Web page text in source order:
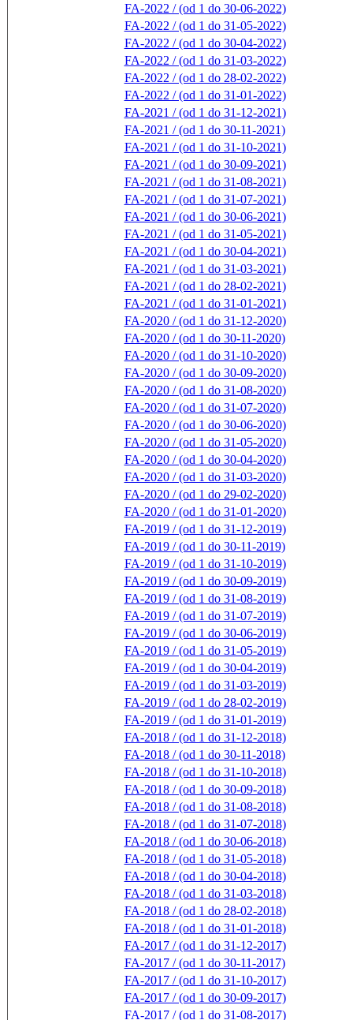
FA-2022 / (od 1 do 30-06-2022)
FA-2022 / (od 1 do 31-05-2022)
FA-2022 / (od 1 do 30-04-2022)
FA-2022 / (od 1 do 31-03-2022)
FA-2022 / (od 1 do 28-02-2022)
FA-2022 / (od 1 do 31-01-2022)
FA-2021 / (od 1 do 31-12-2021)
FA-2021 / (od 1 do 30-11-2021)
FA-2021 / (od 1 do 31-10-2021)
FA-2021 / (od 1 do 30-09-2021)
FA-2021 / (od 1 do 31-08-2021)
FA-2021 / (od 1 do 31-07-2021)
FA-2021 / (od 1 do 30-06-2021)
FA-2021 / (od 1 do 31-05-2021)
FA-2021 / (od 1 do 30-04-2021)
FA-2021 / (od 1 do 31-03-2021)
FA-2021 / (od 1 do 28-02-2021)
FA-2021 / (od 1 do 31-01-2021)
FA-2020 / (od 1 do 31-12-2020)
FA-2020 / (od 1 do 30-11-2020)
FA-2020 / (od 1 do 31-10-2020)
FA-2020 / (od 1 do 30-09-2020)
FA-2020 / (od 1 do 31-08-2020)
FA-2020 / (od 1 do 31-07-2020)
FA-2020 / (od 1 do 30-06-2020)
FA-2020 / (od 1 do 31-05-2020)
FA-2020 / (od 1 do 30-04-2020)
FA-2020 / (od 1 do 31-03-2020)
FA-2020 / (od 1 do 29-02-2020)
FA-2020 / (od 1 do 31-01-2020)
FA-2019 / (od 1 do 31-12-2019)
FA-2019 / (od 1 do 30-11-2019)
FA-2019 / (od 1 do 31-10-2019)
FA-2019 / (od 1 do 30-09-2019)
FA-2019 / (od 1 do 31-08-2019)
FA-2019 / (od 1 do 31-07-2019)
FA-2019 / (od 1 do 30-06-2019)
FA-2019 / (od 1 do 31-05-2019)
FA-2019 / (od 1 do 30-04-2019)
FA-2019 / (od 1 do 31-03-2019)
FA-2019 / (od 1 do 28-02-2019)
FA-2019 / (od 1 do 31-01-2019)
FA-2018 / (od 1 do 31-12-2018)
FA-2018 / (od 1 do 30-11-2018)
FA-2018 / (od 1 do 31-10-2018)
FA-2018 / (od 1 do 30-09-2018)
FA-2018 / (od 1 do 31-08-2018)
FA-2018 / (od 1 do 31-07-2018)
FA-2018 / (od 1 do 30-06-2018)
FA-2018 / (od 1 do 31-05-2018)
FA-2018 / (od 1 do 30-04-2018)
FA-2018 / (od 1 do 31-03-2018)
FA-2018 / (od 1 do 28-02-2018)
FA-2018 / (od 1 do 31-01-2018)
FA-2017 / (od 1 do 31-12-2017)
FA-2017 / (od 1 do 30-11-2017)
FA-2017 / (od 1 do 31-10-2017)
FA-2017 / (od 1 do 30-09-2017)
FA-2017 / (od 1 do 31-08-2017)